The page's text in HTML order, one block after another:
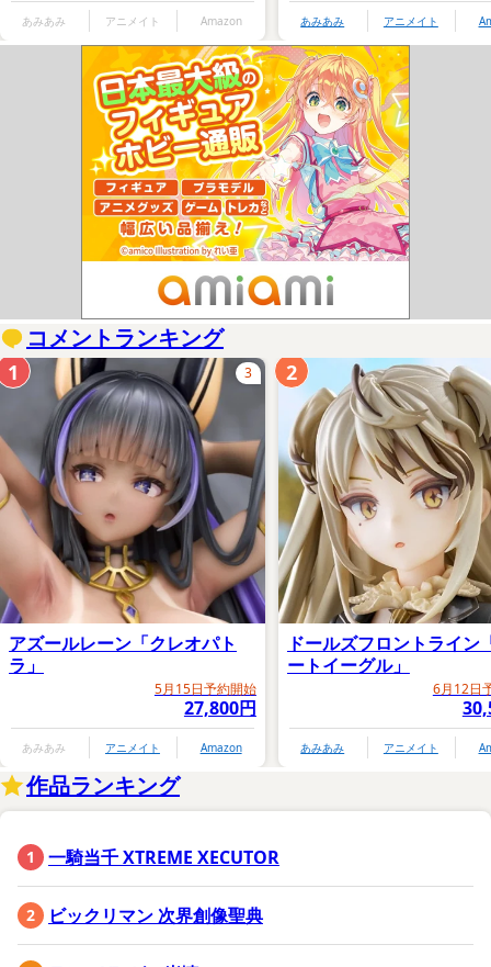
あみあみ アニメイト Amazon あみあみ アニメイト
コメントランキング
アズールレーン「クレオパト
ラ」
5月15日予約開始
27,800円
あみあみ アニメイト Amazon
3
1
ドールズフロントライン
ートイーグル」
6月12日
あみあみ アニメイト
2
作品ランキング
一騎当千 XTREME XECUTOR
ビックリマン 次界創像聖典